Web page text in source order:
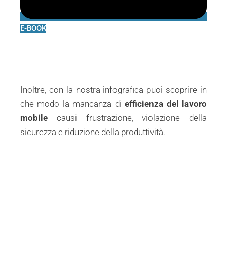
E-BOOK
Inoltre, con la nostra infografica puoi scoprire in
che modo la mancanza diefficienza del lavoro
mobile causi frustrazione, violazione della
sicurezza e riduzione della produttività.